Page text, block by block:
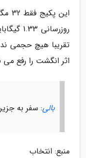
تقریبا هیچ حجمی
اثر انگشت را رفع می
بالی: سفر به
منبع: انتخاب